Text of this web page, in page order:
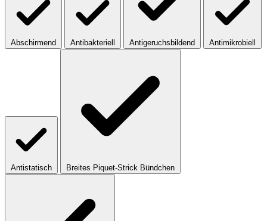
Abschirmend Antibakteriell Antigeruchsbildend Antimikrobiell
Antistatisch Breites Piquet-Strick Bündchen